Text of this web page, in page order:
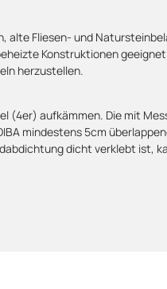
Fliesen- und
Konstruktionen
herzustellen.
(4er) aufkämmen. Die mit
mindestens 5cm
dicht verklebt ist,